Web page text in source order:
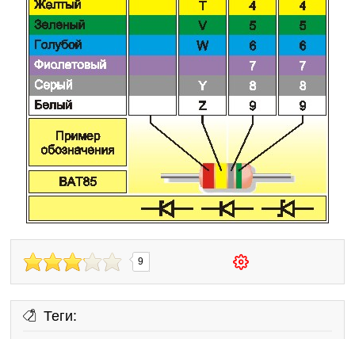
9
Теги: